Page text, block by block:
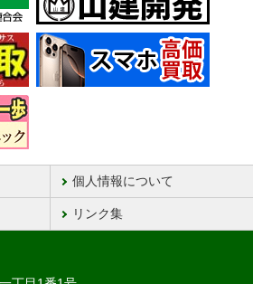
個人情報について
リンク集